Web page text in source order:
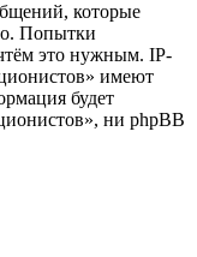
которые
Попытки
это нужным. IP-
имеют
будет
ни phpBB